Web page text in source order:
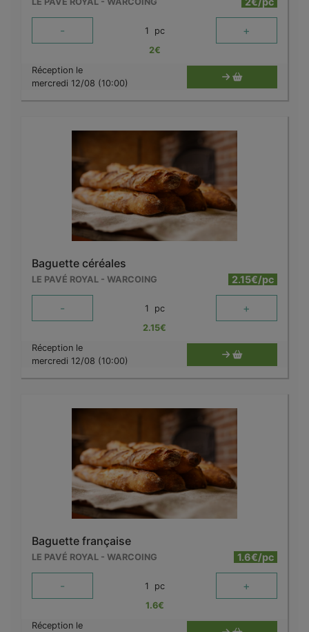
- 1 pc +
2€
Réception le
mercredi 12/08 (10:00)
Baguette céréales
LE PAVÉ ROYAL - WARCOING 2.15€/pc
- 1 pc +
2.15€
Réception le
mercredi 12/08 (10:00)
Baguette française
LE PAVÉ ROYAL - WARCOING 1.6€/pc
- 1 pc +
1.6€
Réception le